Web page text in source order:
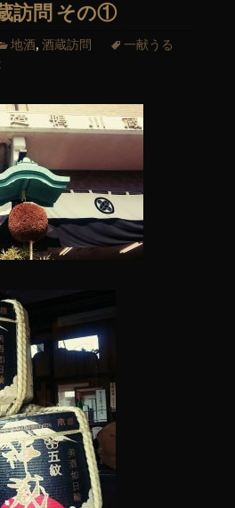
訪問 その①
地酒, 酒蔵訪問
一献うる